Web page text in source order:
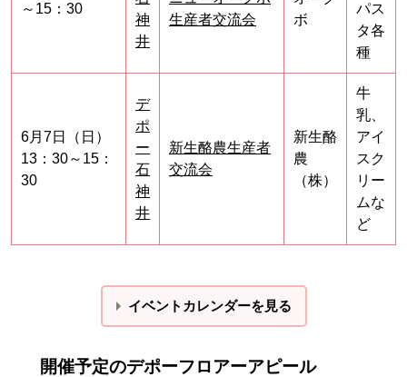
～15：30
神
井
生産者交流会
ボ
パス
タ各
種
6月7日（日）
13：30～15：
30
デ
ポ
ー
石
神
井
新生酪農生産者
交流会
新生酪
農
（株）
牛
乳、
アイ
スク
リー
ムな
ど
イベントカレンダーを見る
開催予定のデポーフロアーアピール